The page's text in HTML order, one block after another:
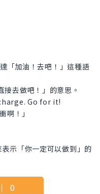
「加油！去吧！」這種語
去做吧！」的意思。
Go for it!
啊！」
示「你一定可以做到」的
｜ 0